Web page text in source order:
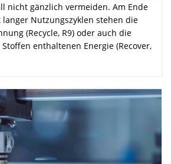
nicht gänzlich vermeiden. Am Ende
Nutzungszyklen stehen die
(Recycle, R9) oder auch die
enthaltenen Energie (Recover,